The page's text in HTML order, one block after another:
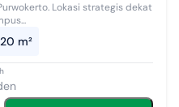
Lokasi strategis dekat
m²